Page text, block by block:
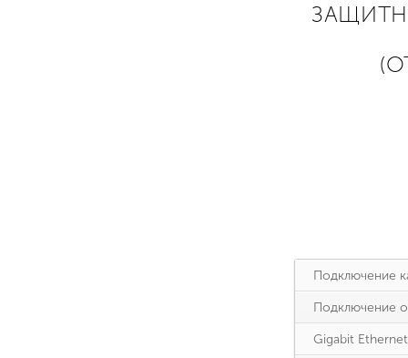
Подключение
Подключение
Gigabit